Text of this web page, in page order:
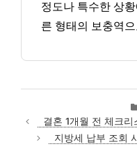
정도나 특수한 상
른 형태의 보충역
결혼 1개월 전 체크
지방세 납부 조회